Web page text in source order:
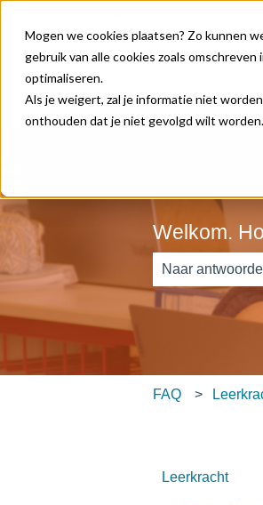
Mogen we cookies plaatsen? Zo kunnen
gebruik van alle cookies zoals omschreven
optimaliseren.
Als je weigert, zal je informatie niet
onthouden dat je niet gevolgd wilt worden.
Welkom.
Er zijn geen
FAQ
Leerkracht